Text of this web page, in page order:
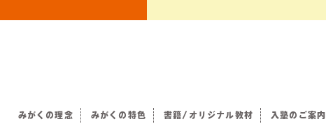
みがくの理念 みがくの特色 書籍/オリジナル教材 入塾のご案内